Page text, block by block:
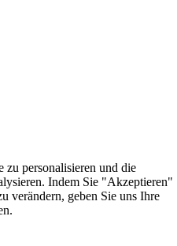
personalisieren und die
Indem Sie "Akzeptieren"
verändern, geben Sie uns Ihre